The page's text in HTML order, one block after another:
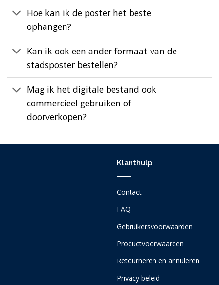
Hoe kan ik de poster het beste
ophangen?
Kan ik ook een ander formaat van de
stadsposter bestellen?
Mag ik het digitale bestand ook
commercieel gebruiken of
doorverkopen?
Klanthulp
Contact
FAQ
Gebruikersvoorwaarden
Productvoorwaarden
Retourneren en annuleren
Privacy beleid